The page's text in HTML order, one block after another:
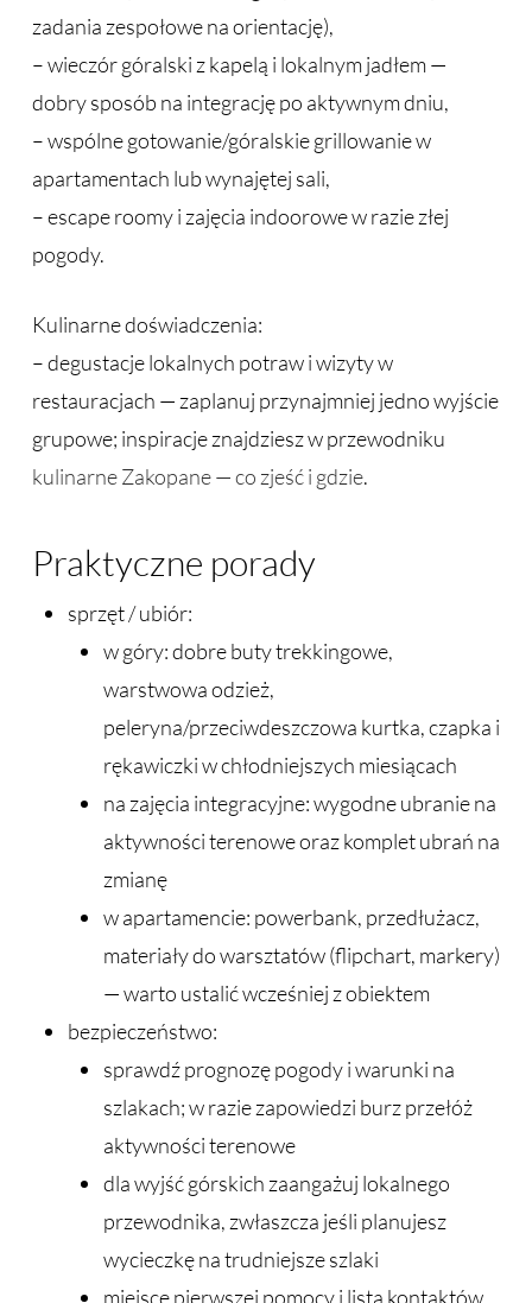
zadania zespołowe na orientację),
– wieczór góralski z kapelą i lokalnym jadłem —
dobry sposób na integrację po aktywnym dniu,
– wspólne gotowanie/góralskie grillowanie w
apartamentach lub wynajętej sali,
– escape roomy i zajęcia indoorowe w razie złej
pogody.
Kulinarne doświadczenia:
– degustacje lokalnych potraw i wizyty w
restauracjach — zaplanuj przynajmniej jedno wyjście
grupowe; inspiracje znajdziesz w przewodniku
kulinarne Zakopane — co zjeść i gdzie.
Praktyczne porady
sprzęt / ubiór:
w góry: dobre buty trekkingowe,
warstwowa odzież,
peleryna/przeciwdeszczowa kurtka, czapka i
rękawiczki w chłodniejszych miesiącach
na zajęcia integracyjne: wygodne ubranie na
aktywności terenowe oraz komplet ubrań na
zmianę
w apartamencie: powerbank, przedłużacz,
materiały do warsztatów (flipchart, markery)
— warto ustalić wcześniej z obiektem
bezpieczeństwo:
sprawdź prognozę pogody i warunki na
szlakach; w razie zapowiedzi burz przełóż
aktywności terenowe
dla wyjść górskich zaangażuj lokalnego
przewodnika, zwłaszcza jeśli planujesz
wycieczkę na trudniejsze szlaki
miejsce pierwszej pomocy i lista kontaktów